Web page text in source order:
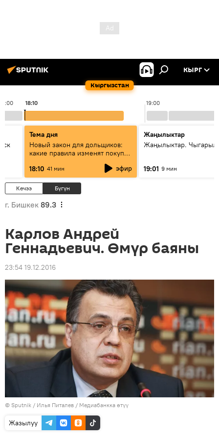
Кыргызстан
КЫРГ
18:00 19:00
18:10
Тема дня
Новый закон для дольщиков:
какие правила изменят покупку
18:10 41 мин эфир
Жаңылыктар
Жаңылыктар.
19:01 9 мин
Кечээ Бүгүн
г. Бишкек 89.3
Карлов Андрей
Геннадьевич. Өмүр баяны
23:54 19.12.2016
© Sputnik / Илья Питалев / Медиабанкка өтүү
Жазылуу